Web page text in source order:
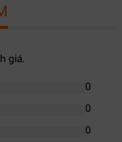
giá.
0
0
0